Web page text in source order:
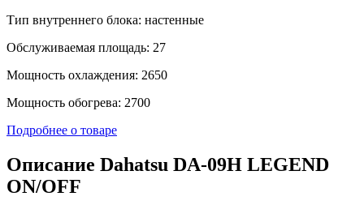
Тип внутреннего блока: настенные
Обслуживаемая площадь: 27
Мощность охлаждения: 2650
Мощность обогрева: 2700
Подробнее о товаре
Описание Dahatsu DA-09H LEGEND
ON/OFF